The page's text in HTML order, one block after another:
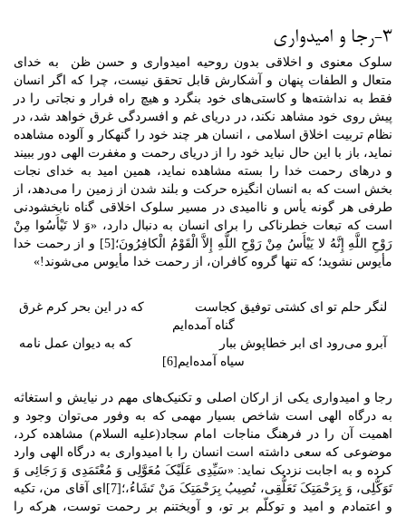
3-رجا و امیدواری
سلوک معنوی و اخلاقی بدون روحیه امیدواری و حسن ظن به خدای
متعال و الطفات پنهان و آشکارش قابل تحقق نیست، چرا که اگر انسان
فقط به نداشته‌ها و کاستی‌های خود بنگرد و هیچ راه فرار و نجاتی را در
پیش روی خود مشاهد نکند، در دریای غم و افسردگی غرق خواهد شد، در
نظام تربیت اخلاق اسلامی ، انسان هر چند خود را گنهکار و آلوده مشاهده
نماید، باز با این حال نباید خود را از دریای رحمت و مغفرت الهی دور ببیند
و درهای رحمت خدا را بسته مشاهده نماید، همین امید به خدای نجات
بخش است که به انسان انگیزه حرکت و بلند شدن از زمین را می‌دهد، از
طرفی هر گونه یأس و ناامیدی در مسیر سلوک اخلاقی گناه نابخشودنی
است که تبعات خطرناکی را برای انسان به دنبال دارد، «وَ لا تَیْأَسُوا مِنْ
رَوْحِ اللَّهِ إِنَّهُ لا یَیْأَسُ مِنْ رَوْحِ اللَّهِ إِلاَّ الْقَوْمُ الْکافِرُونَ؛[5] و از رحمت خدا
مأیوس نشوید؛ که تنها گروه کافران، از رحمت خدا مأیوس مى‏‌شوند!»
لنگر حلم تو ای کشتی توفیق کجاست که در این بحر کرم غرق
گناه آمده‌ایم
آبرو می‌رود ای ابر خطاپوش ببار که به دیوان عمل نامه
سیاه آمده‌ایم[6]
رجا و امیدواری یکی از ارکان اصلی و تکنیک‌های مهم در نیایش و استغاثه
به درگاه الهی است شاخص بسیار مهمی که به وفور می‌توان وجود و
اهمیت آن را در فرهنگ مناجات‌ امام سجاد(علیه السلام) مشاهده کرد،
موضوعی که سعی داشته است انسان را با امیدواری به درگاه الهی وارد
کرده و به اجابت نزدیک نماید: «سَیِّدِی عَلَیْکَ مُعَوَّلِی وَ مُعْتَمَدِی وَ رَجَائِی وَ
تَوَکُّلِی، وَ بِرَحْمَتِکَ تَعَلُّقِی، تُصِیبُ بِرَحْمَتِکَ مَنْ تَشَاءُ،؛[7]ای آقای من، تکیه
و اعتمادم و امید و توکلّم بر تو، و آویختنم بر رحمت توست، هرکه را